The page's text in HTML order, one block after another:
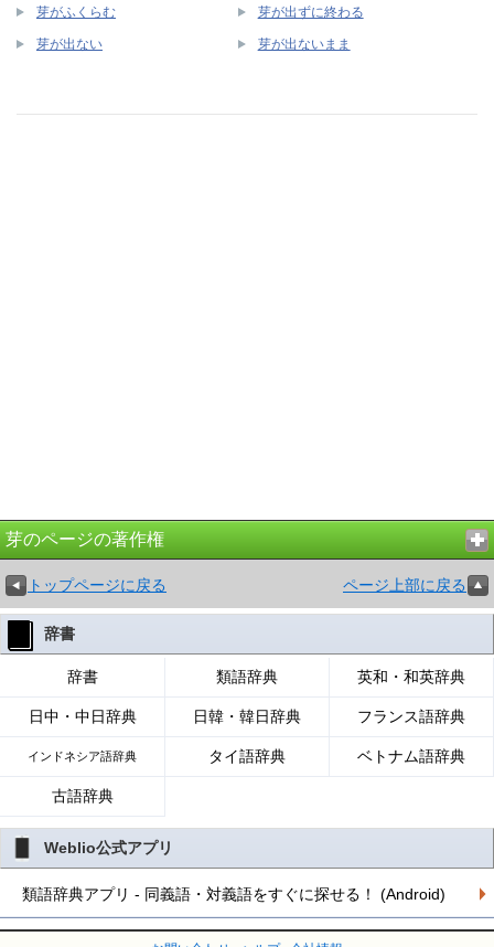
芽がふくらむ 芽が出ずに終わる
芽が出ない 芽が出ないまま
芽のページの著作権
トップページに戻る ページ上部に戻る
辞書
辞書 類語辞典 英和・和英辞典
日中・中日辞典 日韓・韓日辞典 フランス語辞典
インドネシア語辞典 タイ語辞典 ベトナム語辞典
古語辞典
Weblio公式アプリ
類語辞典アプリ - 同義語・対義語をすぐに探せる！ (Android)